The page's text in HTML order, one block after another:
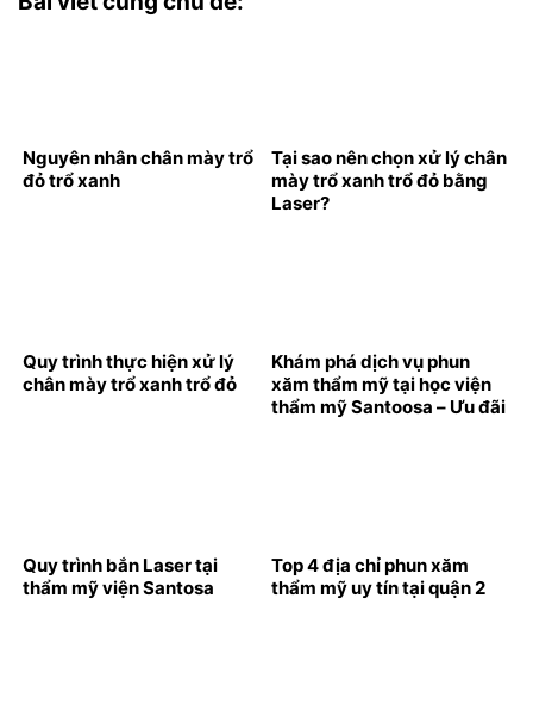
Nguyên nhân chân mày trổ
đỏ trổ xanh
Tại sao nên chọn xử lý chân
mày trổ xanh trổ đỏ bằng
Laser?
Quy trình thực hiện xử lý
chân mày trổ xanh trổ đỏ
Khám phá dịch vụ phun
xăm thẩm mỹ tại học viện
thẩm mỹ Santoosa – Ưu đãi
Quy trình bắn Laser tại
thẩm mỹ viện Santosa
Top 4 địa chỉ phun xăm
thẩm mỹ uy tín tại quận 2